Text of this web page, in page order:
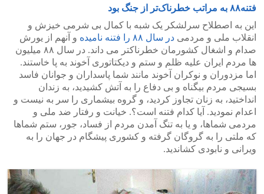
فتنه۸۸ به مراتب خطرناک‌تر از جنگ بود
این به اصطلاح سرلشکر یک شبه با کمال بی شرمی خیزش و
انقلاب ملی و مردمی در سال ۸۸ را فتنه نامیده
و آنهم از یورش
صدام و اشغال کشورمان خطرناکتر می داند. در سال ۸۸ میلیون
ها مردم ایران علیه ظلم و ستم و دیکتاتوری آخوند به پا خاستند.
اما مزدوران و نوکران آخوند مانند شما پاسداران و جوانان فاسد
بسیجی مردم بیگناه و بی دفاع را به آتش کشیدید، به زندان
انداختید، به زنان تجاوز کردید، و گروه بیشماری را سر به نیست و
اعدام نمودید. آیا کدام فتنه است؟. خیانت و رفتار ضد ملی و
مردمی شماها، و یا به تنگ آمدن مردم از فساد، جور، ستم شماها
که ملتی را به گروگان گرفته و کشوری پیشگام در جهان را به
ویرانی و نابودی کشاندید.